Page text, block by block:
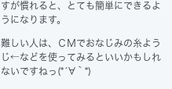
すが慣れると、とても簡単にできるよ
うになります。
難しい人は、ＣＭでおなじみの糸よう
じ←などを使ってみるといいかもしれ
ないですねっ(*´∀｀*)